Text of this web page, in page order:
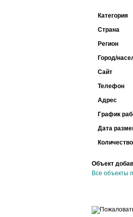
Категория
Страна
Регион
Город/
Сайт
Телефон
Адрес
График
Дата
Объект
Все объекты